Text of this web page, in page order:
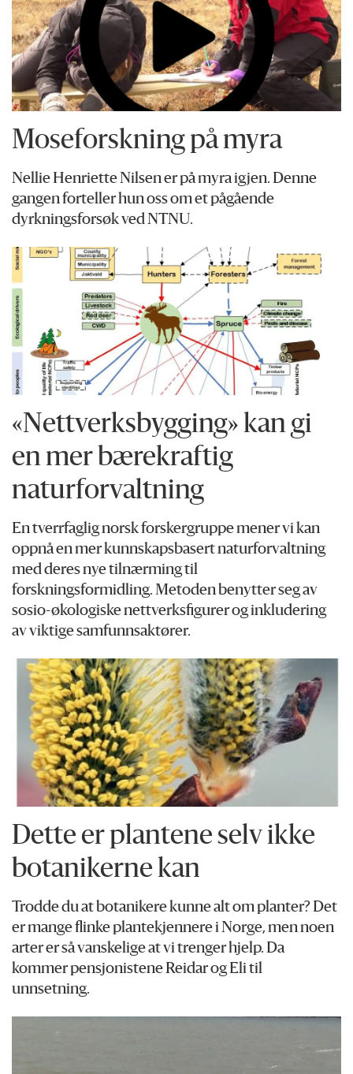
Moseforskning på myra
Nellie Henriette Nilsen er på myra igjen. Denne
gangen forteller hun oss om et pågående
dyrkningsforsøk ved NTNU.
«Nettverksbygging» kan gi
en mer bærekraftig
naturforvaltning
En tverrfaglig norsk forskergruppe mener vi kan
oppnå en mer kunnskapsbasert naturforvaltning
med deres nye tilnærming til
forskningsformidling. Metoden benytter seg av
sosio-økologiske nettverksfigurer og inkludering
av viktige samfunnsaktører.
Dette er plantene selv ikke
botanikerne kan
Trodde du at botanikere kunne alt om planter? Det
er mange flinke plantekjennere i Norge, men noen
arter er så vanskelige at vi trenger hjelp. Da
kommer pensjonistene Reidar og Eli til
unnsetning.